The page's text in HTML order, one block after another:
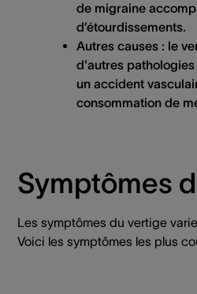
de migraine
d’étourdissements.
Autres causes : le
d'autres
un accident
consommation de
Symptômes
Les symptômes du vertige
Voici les symptômes les plus